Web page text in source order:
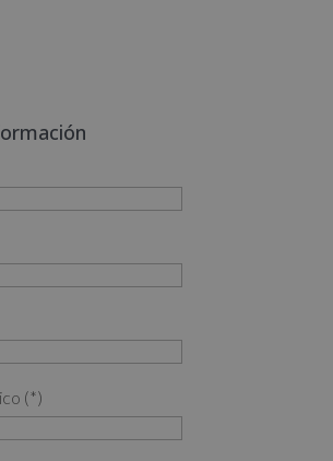
1,940.00€.
(*)